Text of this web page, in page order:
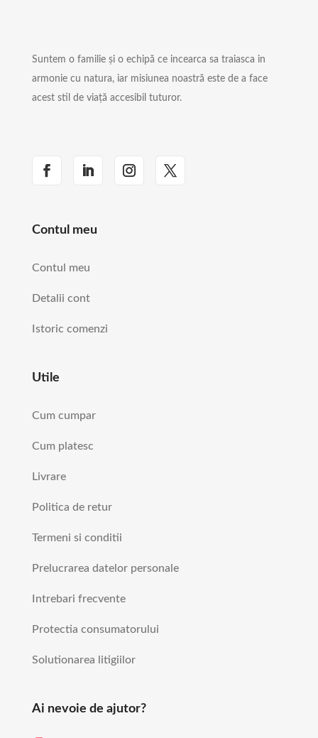
Suntem o familie și o echipă ce incearca sa traiasca in
armonie cu natura, iar misiunea noastră este de a face
acest stil de viață accesibil tuturor.
Contul meu
Contul meu
Detalii cont
Istoric comenzi
Utile
Cum cumpar
Cum platesc
Livrare
Politica de retur
Termeni si conditii
Prelucrarea datelor personale
Intrebari frecvente
Protectia consumatorului
Solutionarea litigiilor
Ai nevoie de ajutor?